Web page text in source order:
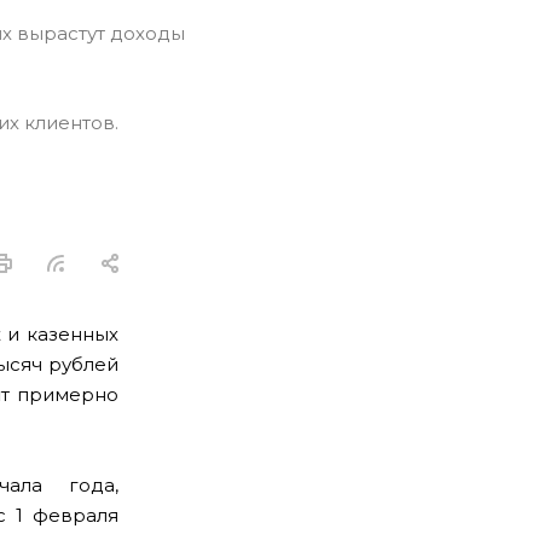
клиентов.
и казенных
рублей
примерно
года,
1 февраля